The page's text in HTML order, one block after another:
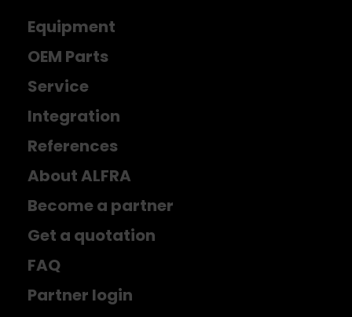
Equipment
OEM Parts
Service
Integration
References
About ALFRA
Become a partner
Get a quotation
FAQ
Partner login